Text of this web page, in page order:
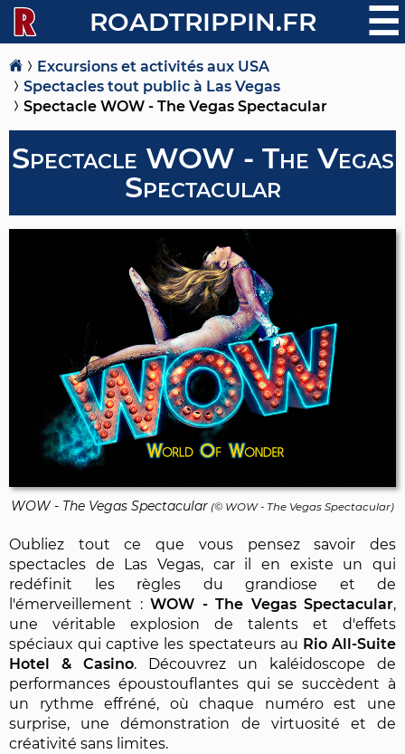
ROADTRIPPIN.FR ☰
Excursions et activités aux USA
Spectacles tout public à Las Vegas
Spectacle WOW - The Vegas Spectacular
Spectacle WOW - The Vegas
Spectacular
WOW - The Vegas Spectacular (© WOW - The Vegas Spectacular)
Oubliez tout ce que vous pensez savoir des
spectacles de Las Vegas, car il en existe un qui
redéfinit les règles du grandiose et de
l'émerveillement : WOW - The Vegas Spectacular,
une véritable explosion de talents et d'effets
spéciaux qui captive les spectateurs au Rio All-Suite
Hotel & Casino. Découvrez un kaléidoscope de
performances époustouflantes qui se succèdent à
un rythme effréné, où chaque numéro est une
surprise, une démonstration de virtuosité et de
créativité sans limites.